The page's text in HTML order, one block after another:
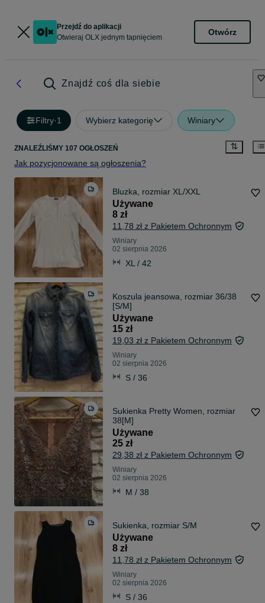
Przejdź do aplikacji
Otwieraj OLX jednym tapnięciem
Otwórz
Znajdź coś dla siebie
Filtry·1 Wybierz kategorię Winiary
ZNALEŹLIŚMY 107 OGŁOSZEŃ
Jak pozycjonowane są ogłoszenia?
Bluzka, rozmiar XL/XXL
Używane
8 zł
11,78 zł z Pakietem Ochronnym
Winiary
02 sierpnia 2026
XL / 42
Koszula jeansowa, rozmiar 36/38
[S/M]
Używane
15 zł
19,03 zł z Pakietem Ochronnym
Winiary
02 sierpnia 2026
S / 36
Sukienka Pretty Women, rozmiar
38[M]
Używane
25 zł
29,38 zł z Pakietem Ochronnym
Winiary
02 sierpnia 2026
M / 38
Sukienka, rozmiar S/M
Używane
8 zł
11,78 zł z Pakietem Ochronnym
Winiary
02 sierpnia 2026
S / 36